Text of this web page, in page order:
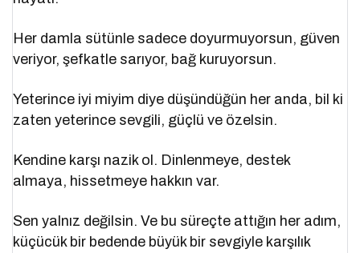
Her damla sütünle sadece doyurmuyorsun, güven
veriyor, şefkatle sarıyor, bağ kuruyorsun.
Yeterince iyi miyim diye düşündüğün her anda, bil ki
zaten yeterince sevgili, güçlü ve özelsin.
Kendine karşı nazik ol. Dinlenmeye, destek
almaya, hissetmeye hakkın var.
Sen yalnız değilsin. Ve bu süreçte attığın her adım,
küçücük bir bedende büyük bir sevgiyle karşılık